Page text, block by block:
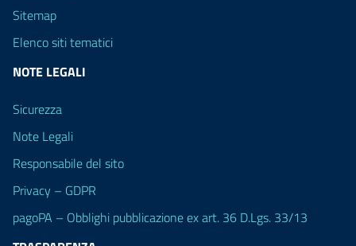
Sitemap
Elenco siti tematici
NOTE LEGALI
Sicurezza
Note Legali
Responsabile del sito
Privacy – GDPR
pagoPA – Obblighi pubblicazione ex art. 36 D.Lgs. 33/13